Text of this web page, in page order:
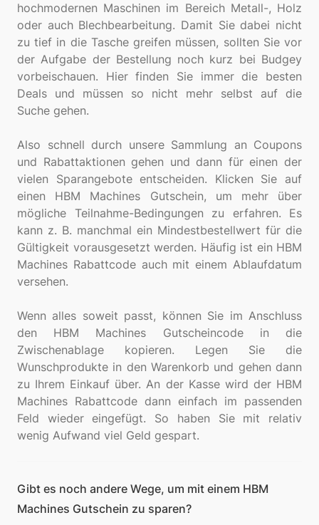
hochmodernen Maschinen im Bereich Metall-, Holz
oder auch Blechbearbeitung. Damit Sie dabei nicht
zu tief in die Tasche greifen müssen, sollten Sie vor
der Aufgabe der Bestellung noch kurz bei Budgey
vorbeischauen. Hier finden Sie immer die besten
Deals und müssen so nicht mehr selbst auf die
Suche gehen.
Also schnell durch unsere Sammlung an Coupons
und Rabattaktionen gehen und dann für einen der
vielen Sparangebote entscheiden. Klicken Sie auf
einen HBM Machines Gutschein, um mehr über
mögliche Teilnahme-Bedingungen zu erfahren. Es
kann z. B. manchmal ein Mindestbestellwert für die
Gültigkeit vorausgesetzt werden. Häufig ist ein HBM
Machines Rabattcode auch mit einem Ablaufdatum
versehen.
Wenn alles soweit passt, können Sie im Anschluss
den HBM Machines Gutscheincode in die
Zwischenablage kopieren. Legen Sie die
Wunschprodukte in den Warenkorb und gehen dann
zu Ihrem Einkauf über. An der Kasse wird der HBM
Machines Rabattcode dann einfach im passenden
Feld wieder eingefügt. So haben Sie mit relativ
Gibt es noch andere Wege, um mit einem HBM
Machines Gutschein zu sparen?